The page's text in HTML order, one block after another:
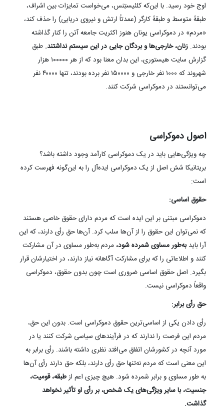
اوج خود رسید. با این‌که کلئیستِنس، می‌خواست تمایزات بین اشراف،
طبقهٔ متوسط و طبقهٔ کارگر (عمدتاً ارتش و نیروی دریایی) را حذف کند،
«مردم» در دموکراسی یونان هنوز اکثریت جامعه آتن را کنار گذاشته
بودند. زنان، خارجی‌ها و بردگان جایی در این سیستم نداشتند. طبق
گزارش سایت هیستوری، این بدان معنا بود که از هر ۱۰۰۰۰۰ هزار
شهروند که ۱۰۰۰ نفر خارجی و ۱۵۰۰۰۰ نفر برده بودند، تنها ۴۰۰۰۰ نفر
می‌توانستند در دموکراسی شرکت کنند.
اصول دموکراسی
چه ویژگی‌هایی باید در یک دموکراسی کارآمد وجود داشته باشد؟
بریتانیکا شش اصل از یک دموکراسی ایده‌آل را به این‌گونه فهرست کرده
است:
حقوق اساسی:
دموکراسی مبتنی بر این ایده است که مردم دارای حقوق خاصی هستند
که نمی‌توان این حقوق را از آن‌ها سلب کرد. آن‌ها حق رأی دارند، که این
آرا بایدبه‌طور مساوی شمرده شود،مردم به‌طور مساوی در آن مشارکت
کنند و اطلاعاتی را که برای مشارکت آگاهانه نیاز دارند، در اختیارشان قرار
بگیرد. اصل حقوق اساسی ضروری است چون بدون حقوق، دموکراسی
واقعاً دموکراسی نیست.
حق رأی برابر:
رأی دادن یکی از اساسی‌ترین حقوق دموکراسی است. بدون این حق،
مردم این فرصت‌ را ندارند که در فرآیندهای سیاسی شرکت کنند یا در
مورد آنچه در کشورشان اتفاق می‌افتد نظری داشته باشند. رأی برابر به
این معنی است که مردم نه‌تنها حق رأی دارند، بلکه حق دارند رأی آن‌ها
به طور مساوی و برابر شمرده شود. هیچ چیزی اعم ازطبقه، قومیت،
جنسیت، با سایر ویژگی‌های یک شخص، بر رأی او تأثیر نخواهد
گذاشت.